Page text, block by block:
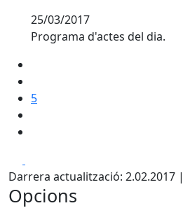
25/03/2017
Programa d'actes del dia.
5
Darrera actualització: 2.02.2017
Opcions